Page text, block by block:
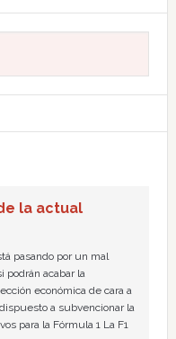
la actual
pasando por un mal
podrán acabar la
económica de cara a
dispuesto a subvencionar la
para la Fórmula 1 La F1